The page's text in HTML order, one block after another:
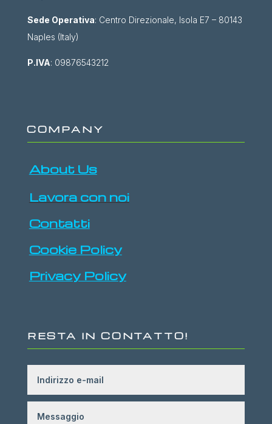
Sede Operativa: Centro Direzionale, Isola E7 – 80143
Naples (Italy)
P.IVA: 09876543212
COMPANY
About Us
Lavora con noi
Contatti
Cookie Policy
Privacy Policy
RESTA IN CONTATTO!